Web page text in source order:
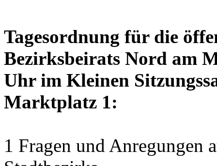
Tagesordnung für die
Bezirksbeirats Nord am
Uhr im Kleinen
Marktplatz 1:
1 Fragen und Anregungen